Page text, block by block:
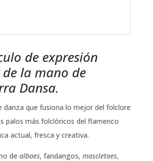
de expresión
la mano de
Dansa.
danza que fusiona lo mejor del folclore
palos más folclóricos del flamenco
actual, fresca y creativa.
de albaes, fandangos, mascletaes,